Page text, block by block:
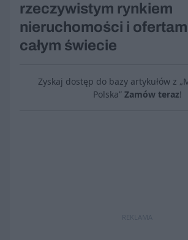
rzeczywistym rynkiem
nieruchomości i
całym świecie
Zyskaj dostęp do bazy artykułów z
Polska” Zamów teraz!
REKLAMA